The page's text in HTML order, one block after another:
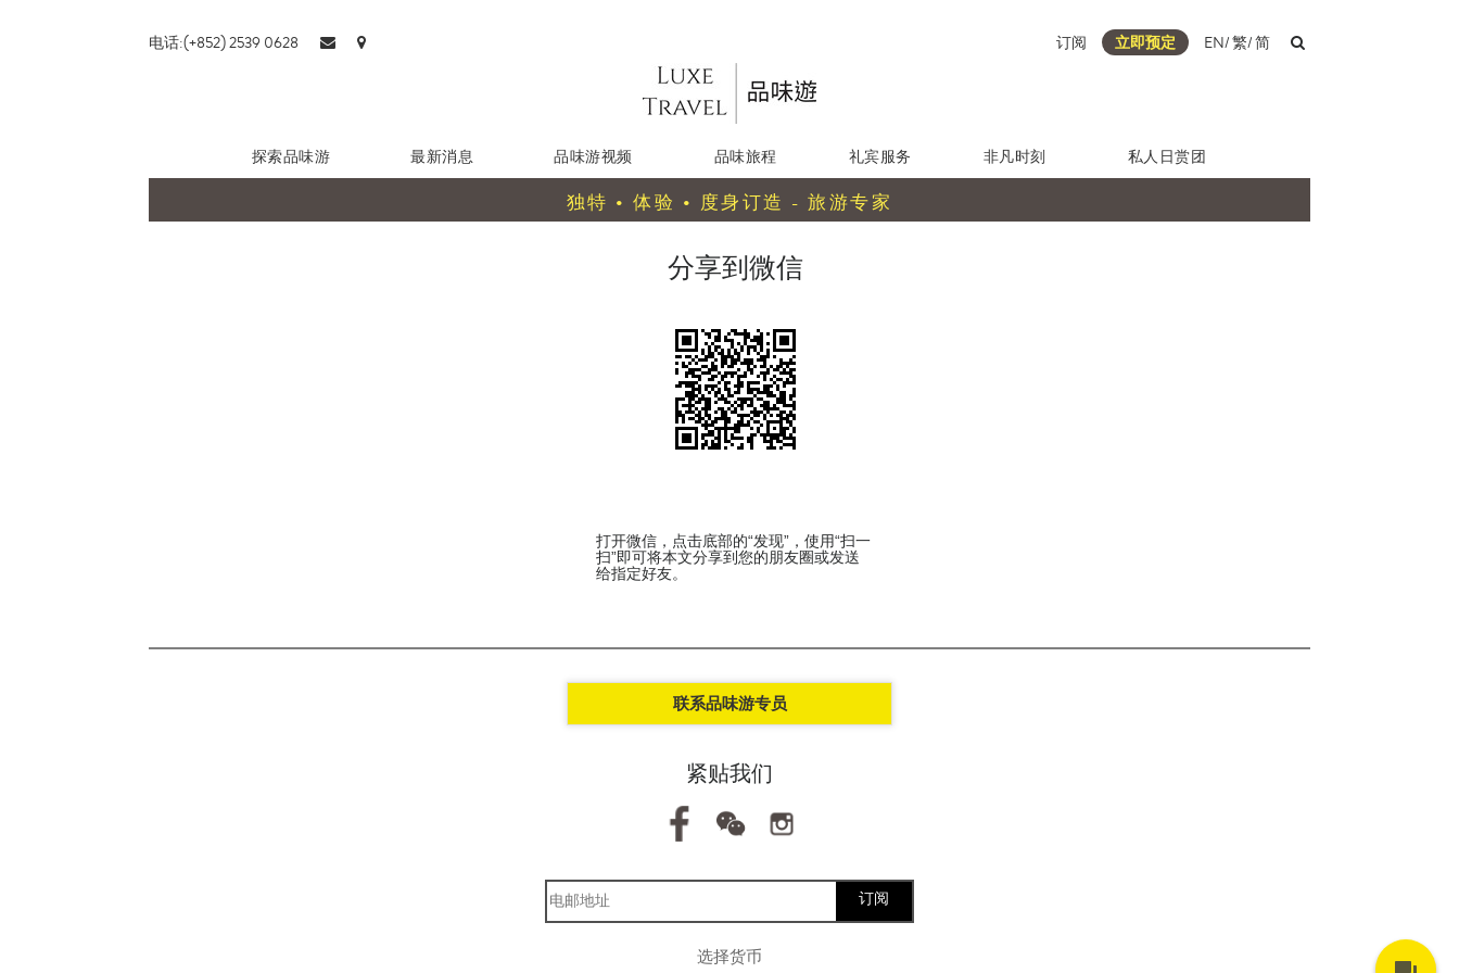
电话:(+852) 2539 0628 订阅 立即预定 EN/繁/简
探索品味游 最新消息 品味游视频 品味旅程 礼宾服务 非凡时刻 私人日赏团
独特 • 体验 • 度身订造 - 旅游专家
分享到微信
打开微信，点击底部的“发现”，使用“扫一
扫”即可将本文分享到您的朋友圈或发送
给指定好友。
联系品味游专员
紧贴我们
订阅
选择货币